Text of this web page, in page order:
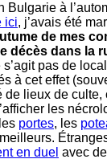
Bulgarie à
ici, j’avais été
de mes
décès dans la
pas de
à cet effet
lieux de culte,
les
portes, les
en duel avec